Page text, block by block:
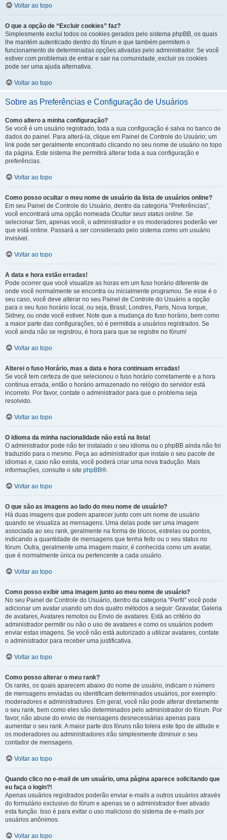
Voltar ao topo
O que a opção de “Excluir cookies” faz?
Simplesmente exclui todos os cookies gerados pelo sistema phpBB, os quais
lhe mantém autenticado dentro do fórum e que também permitem o
funcionamento de determinadas opções ativadas pelo administrador. Se você
estiver com problemas de entrar e sair na comunidade, excluir os cookies
pode ser uma ajuda alternativa.
Voltar ao topo
Sobre as Preferências e Configuração de Usuários
Como altero a minha configuração?
Se você é um usuário registrado, toda a sua configuração é salva no banco de
dados do painel. Para alterá-la, clique em Painel de Controle do Usuário; um
link pode ser geralmente encontrado clicando no seu nome de usuário no topo
da página. Este sistema lhe permitirá alterar toda a sua configuração e
preferências.
Voltar ao topo
Como posso ocultar o meu nome de usuário da lista de usuários online?
Em seu Painel de Controle do Usuário, dentro da categoria “Preferências”,
você encontrará uma opção nomeada Ocultar seus status online. Se
selecionar Sim, apenas você, o administrador e os moderadores poderão ver
que está online. Passará a ser considerado pelo sistema como um usuário
invisível.
Voltar ao topo
A data e hora estão erradas!
Pode ocorrer que você visualize as horas em um fuso horário diferente de
onde você normalmente se encontra ou inicialmente programou. Se esse é o
seu caso, você deve alterar no seu Painel de Controle do Usuário a opção
para o seu fuso horário local, ou seja, Brasil, Londres, Paris, Nova Iorque,
Sidney, ou onde você estiver. Note que a mudança do fuso horário, bem como
a maior parte das configurações, só é permitida a usuários registrados. Se
você ainda não se registrou, é hora para que se registre no fórum!
Voltar ao topo
Alterei o fuso Horário, mas a data e hora continuam erradas!
Se você tem certeza de que selecionou o fuso horário corretamente e a hora
continua errada, então o horário armazenado no relógio do servidor está
incorreto. Por favor, contate o administrador para que o problema seja
resolvido.
Voltar ao topo
O idioma da minha nacionalidade não está na lista!
O administrador pode não ter instalado o seu idioma ou o phpBB ainda não foi
traduzido para o mesmo. Peça ao administrador que instale o seu pacote de
idiomas e, caso não exista, você poderá criar uma nova tradução. Mais
informações, consulte o site phpBB®.
Voltar ao topo
O que são as imagens ao lado do meu nome de usuário?
Há duas imagens que podem aparecer junto com um nome de usuário
quando se visualiza as mensagens. Uma delas pode ser uma imagem
associada ao seu rank, geralmente na forma de blocos, estrelas ou pontos,
indicando a quantidade de mensagens que tenha feito ou o seu status no
fórum. Outra, geralmente uma imagem maior, é conhecida como um avatar,
que é normalmente única ou pertencente a cada usuário.
Voltar ao topo
Como posso exibir uma imagem junto ao meu nome de usuário?
No seu Painel de Controle do Usuário, dentro da categoria “Perfil” você pode
adicionar um avatar usando um dos quatro métodos a seguir: Gravatar, Galeria
de avatares, Avatares remotos ou Envio de avatares. Está ao critério do
administrador permitir ou não o uso de avatares e como os usuários podem
enviar estas imagens. Se você não está autorizado a utilizar avatares, contate
o administrador para receber uma justificativa.
Voltar ao topo
Como posso alterar o meu rank?
Os ranks, os quais aparecem abaixo do nome de usuário, indicam o número
de mensagens enviadas ou identificam determinados usuários, por exemplo:
moderadores e administradores. Em geral, você não pode alterar diretamente
o seu rank, bem como eles são determinados pelo administrador do fórum. Por
favor, não abuse do envio de mensagens desnecessárias apenas para
aumentar o seu rank. A maior parte dos fóruns não tolera este tipo de atitude e
os moderadores ou administradores irão simplesmente diminuir o seu
contador de mensagens.
Voltar ao topo
Quando clico no e-mail de um usuário, uma página aparece solicitando que
eu faça o login?!
Apenas usuários registrados poderão enviar e-mails a outros usuários através
do formulário exclusivo do fórum e apenas se o administrador tiver ativado
esta função. Isso é para evitar o uso malicioso do sistema de e-mails por
usuários anônimos.
Voltar ao topo